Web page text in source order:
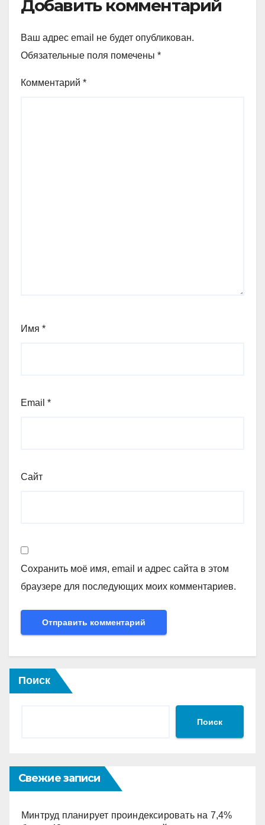
Добавить комментарий
Ваш адрес email не будет опубликован.
Обязательные поля помечены *
Комментарий *
Имя *
Email *
Сайт
Сохранить моё имя, email и адрес сайта в этом
браузере для последующих моих комментариев.
Поиск
Поиск
Свежие записи
Минтруд планирует проиндексировать на 7,4%